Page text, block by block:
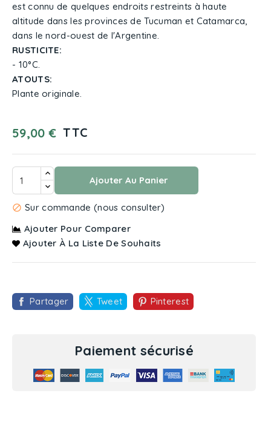
est connu de quelques endroits restreints à haute
altitude dans les provinces de Tucuman et Catamarca,
dans le nord-ouest de l'Argentine.
RUSTICITE:
- 10°C.
ATOUTS:
Plante originale.
59,00 € TTC
Ajouter Au Panier
 Sur commande (nous consulter)
Ajouter Pour Comparer
Ajouter À La Liste De Souhaits
Partager Tweet Pinterest
Paiement sécurisé